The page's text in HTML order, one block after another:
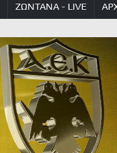
ΖΩΝΤΑΝΑ - LIVE